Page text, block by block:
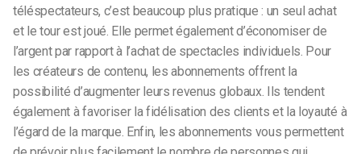
téléspectateurs, c’est beaucoup plus pratique : un seul achat
et le tour est joué. Elle permet également d’économiser de
l’argent par rapport à l’achat de spectacles individuels. Pour
les créateurs de contenu, les abonnements offrent la
possibilité d’augmenter leurs revenus globaux. Ils tendent
également à favoriser la fidélisation des clients et la loyauté à
l’égard de la marque. Enfin, les abonnements vous permettent